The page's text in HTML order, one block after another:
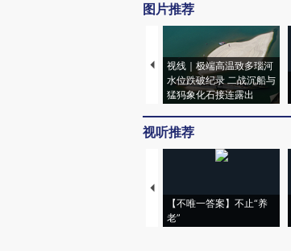
图片推荐
视线｜极端高温致多瑙河
水位跌破纪录 二战沉船与
猛犸象化石接连露出
视听推荐
【不唯一答案】不止“养
老”